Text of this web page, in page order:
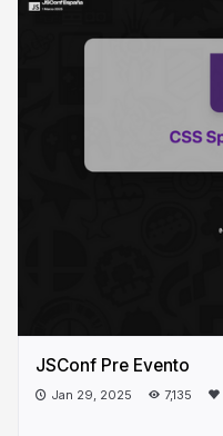
JSConf Pre Evento
Jan 29, 2025 7,135